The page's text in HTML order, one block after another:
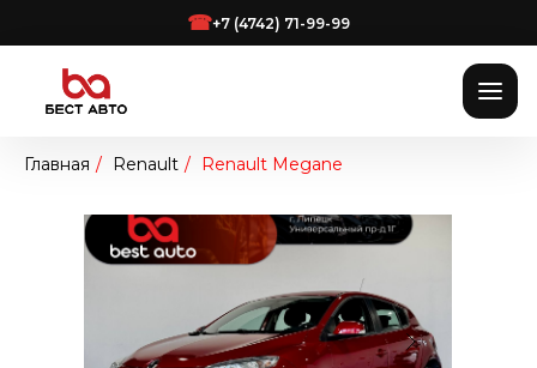
☎+7 (4742) 71-99-99
Главная / Renault / Renault Megane